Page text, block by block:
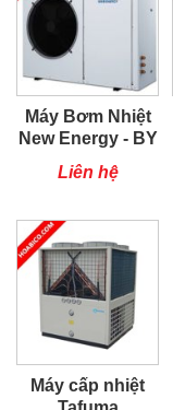
Máy Bơm Nhiệt
New Energy - BY
Liên hệ
Máy cấp nhiệt